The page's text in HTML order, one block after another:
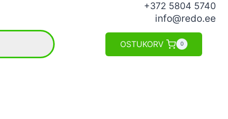
+372 5804 5740
info@redo.ee
OSTUKORV 0